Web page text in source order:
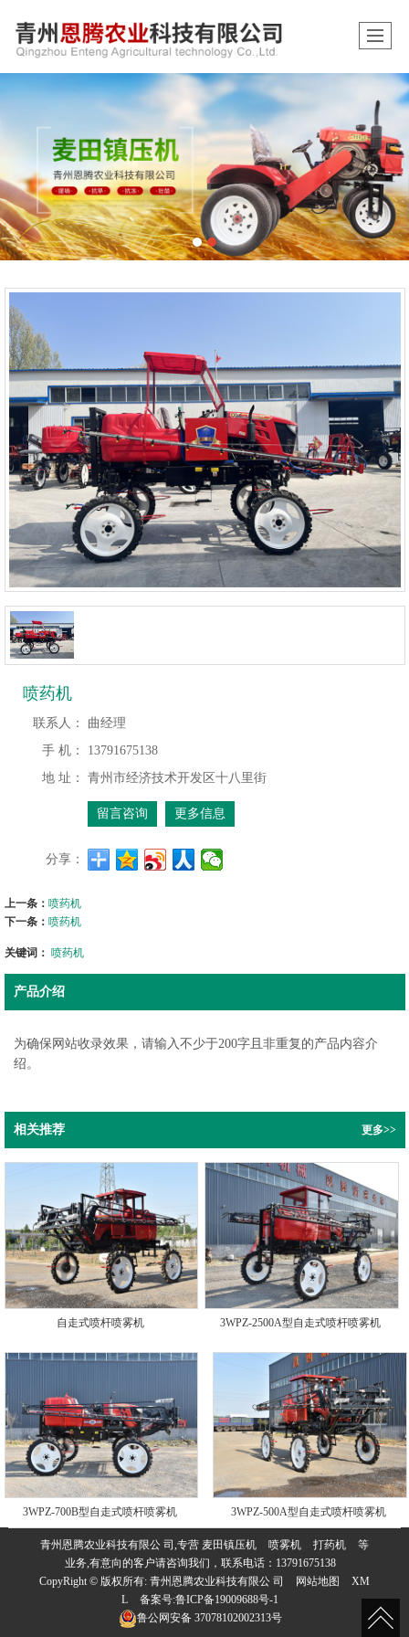
喷药机
联系人：
曲经理
手 机：
13791675138
地 址：
青州市经济技术开发区十八里街
留言咨询 更多信息
分享：
上一条： 喷药机
下一条： 喷药机
关键词： 喷药机
产品介绍
为确保网站收录效果，请输入不少于200字且非重复的产品内容介
绍。
相关推荐 更多>>
自走式喷杆喷雾机 3WPZ-2500A型自走式喷杆喷雾机
3WPZ-700B型自走式喷杆喷雾机 3WPZ-500A型自走式喷杆喷雾机
青州恩腾农业科技有限公 司,专营 麦田镇压机 喷雾机 打药机
等
业务,有意向的客户请咨询我们，联系电话： 13791675138
CopyRight © 版权所有: 青州恩腾农业科技有限公 司 网站地图
XM
L
备案号:鲁ICP备19009688号-1
鲁公网安备37078102002313号